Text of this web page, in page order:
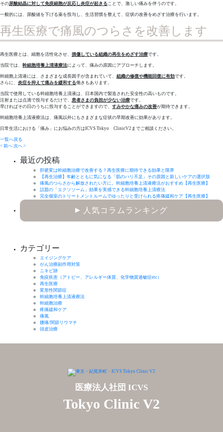
その尿酸結晶に対して免疫細胞が反応し炎症が起きる ことで、激しい痛みを伴うのです。
一般的には、尿酸値を下げる薬を投与し、生活習慣を整えて、症状の改善をめざす治療を行います。
再生医療で痛風のつらさを改善します
再生医療とは、細胞を活性化させ、 損傷している組織の再生をめざす治療です。
当院では、 幹細胞培養上清液療法によって、痛みの原因にアプローチします。
幹細胞上清液には、さまざまな成長因子が含まれていて、 組織の修復や機能回復に有効です。
さらに、 炎症を抑えて痛みを緩和する働きもあります。
当院で使用している幹細胞培養上清液は、日本国内で製造された安全性の高いものです。
注射または点滴で投与するだけで、 患者さまの負担が少ない治療です。
早ければその日のうちに投与することができますので、 すみやかな痛みの改善が期待できます。
幹細胞培養上清液療法は、痛風以外にもさまざまな症状の早期改善に効果があります。
日常生活における「痛み」にお悩みの方はICVS Tokyo ClinicV2までご相談ください。
一覧へ戻る
< 前へ 次へ >
最近の投稿
肝硬変は幹細胞治療で改善する？再生医療に期待できる効果と限界
【再生治療】年齢とともに気になる「肌のハリ不足」その原因と新しいケアの選択肢
痛風のつらさから解放されたい方に。幹細胞培養上清液療法がおすすめ【再生医療】
話題の「エクソソーム」効果を実感できる幹細胞培養上清療法
完全個室のトリートメントルームでゆったりと受けられる疼痛緩和ケア【再生医療】
▶ 人気コラムランキング
カテゴリー
エイジングケア
がん治療副作用対策
ニキビ跡
免疫疾患（アトピー、アレルギー体質、化学物質過敏症etc）
再生医療
変形性関節症
幹細胞培養上清液療法
幹細胞治療
疼痛緩和ケア
痛風
腰痛/関節リウマチ
頭皮治療
医療法人社団 ICVS
Tokyo Clinic V2